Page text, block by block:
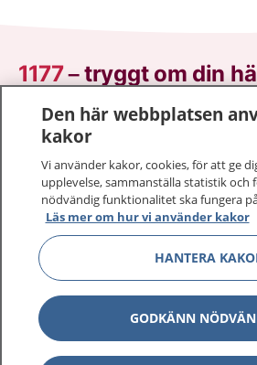
1177–tryggt om din
På 1177.se får du råd om hälsa
sjukdomar och vilka mottagningar
Logga in för att läsa din journal
vårdärenden. Ring telefonnummer
sjukvårdsrådgivning dygnet runt.
1177 ger dig råd när du vill må
Den här webbplatsen
kakor
Vi använder kakor, cookies, för att ge
upplevelse, sammanställa statistik och
nödvändig funktionalitet ska fungera
Läs mer om hur vi använder kakor
HANTERA
GODKÄNN